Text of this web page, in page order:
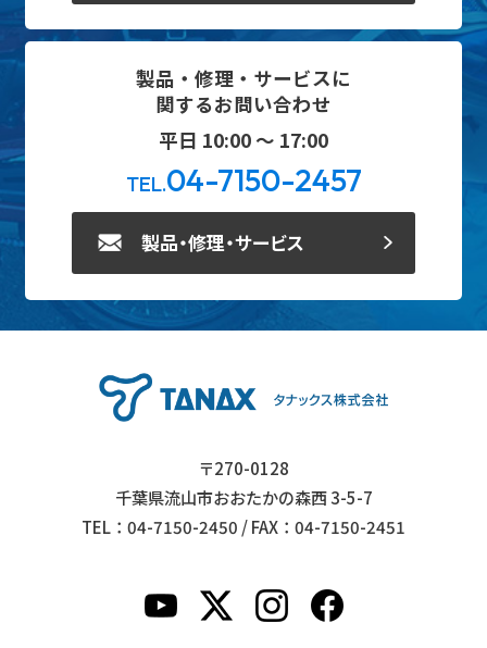
製品・修理・サービスに
関するお問い合わせ
平日 10:00 ～ 17:00
TEL.04-7150-2457
製品・修理・サービス
〒270-0128
千葉県流山市おおたかの森西 3-5-7
TEL：04-7150-2450 / FAX：04-7150-2451